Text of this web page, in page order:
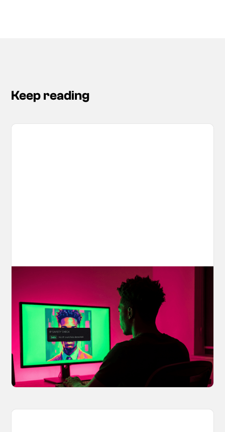
Keep reading
Your AI Creations, Protected: How
OpenArt's IP Safety Check Keeps
Creators Safe
You made something you love, but is it safe to
share? OpenArt's IP Safety Check, powered
by CopySight, lets you scan your creations for
potential IP issues before they leave your
hands.
April 2, 2026